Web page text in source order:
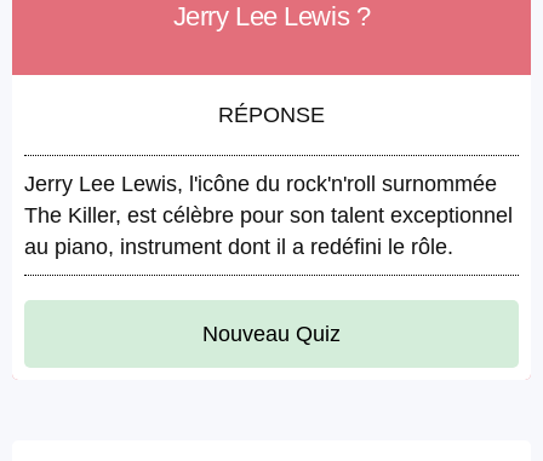
Jerry Lee Lewis ?
RÉPONSE
Jerry Lee Lewis, l'icône du rock'n'roll surnommée
The Killer, est célèbre pour son talent exceptionnel
au piano, instrument dont il a redéfini le rôle.
Nouveau Quiz